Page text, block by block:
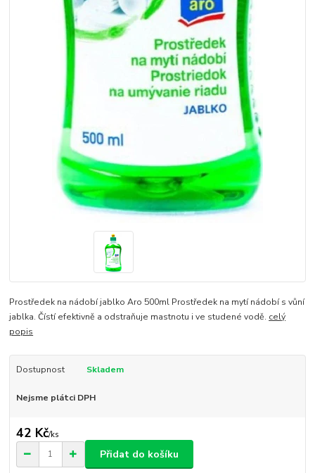
Prostředek na nádobí jablko Aro 500ml Prostředek na mytí nádobí s vůní
jablka. Čístí efektivně a odstraňuje mastnotu i ve studené vodě. celý
popis
Dostupnost Skladem
Nejsme plátci DPH
42 Kč/ks
Přidat do košíku